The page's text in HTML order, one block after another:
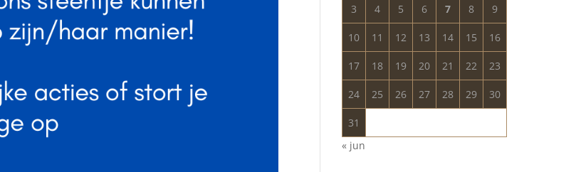
3 4 5 6 7 8 9
10 11 12 13 14 15 16
17 18 19 20 21 22 23
24 25 26 27 28 29 30
31
« jun